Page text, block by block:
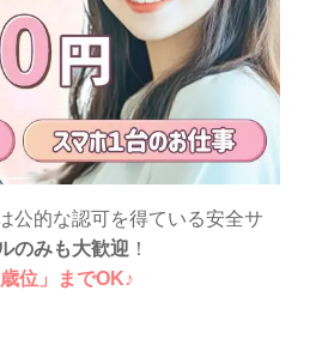
公的な認可を得ている安全サ
のみも大歓迎 ！
位」までOK♪